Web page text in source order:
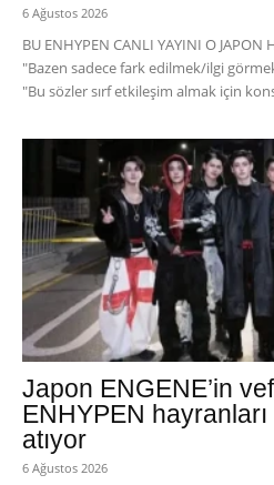
6 Ağustos 2026
BU ENHYPEN CANLI YAYINI O JAPON
"Bazen sadece fark edilmek/ilgi
"Bu sözler sırf etkileşim almak için
Japon ENGENE’in
ENHYPEN
atıyor
6 Ağustos 2026